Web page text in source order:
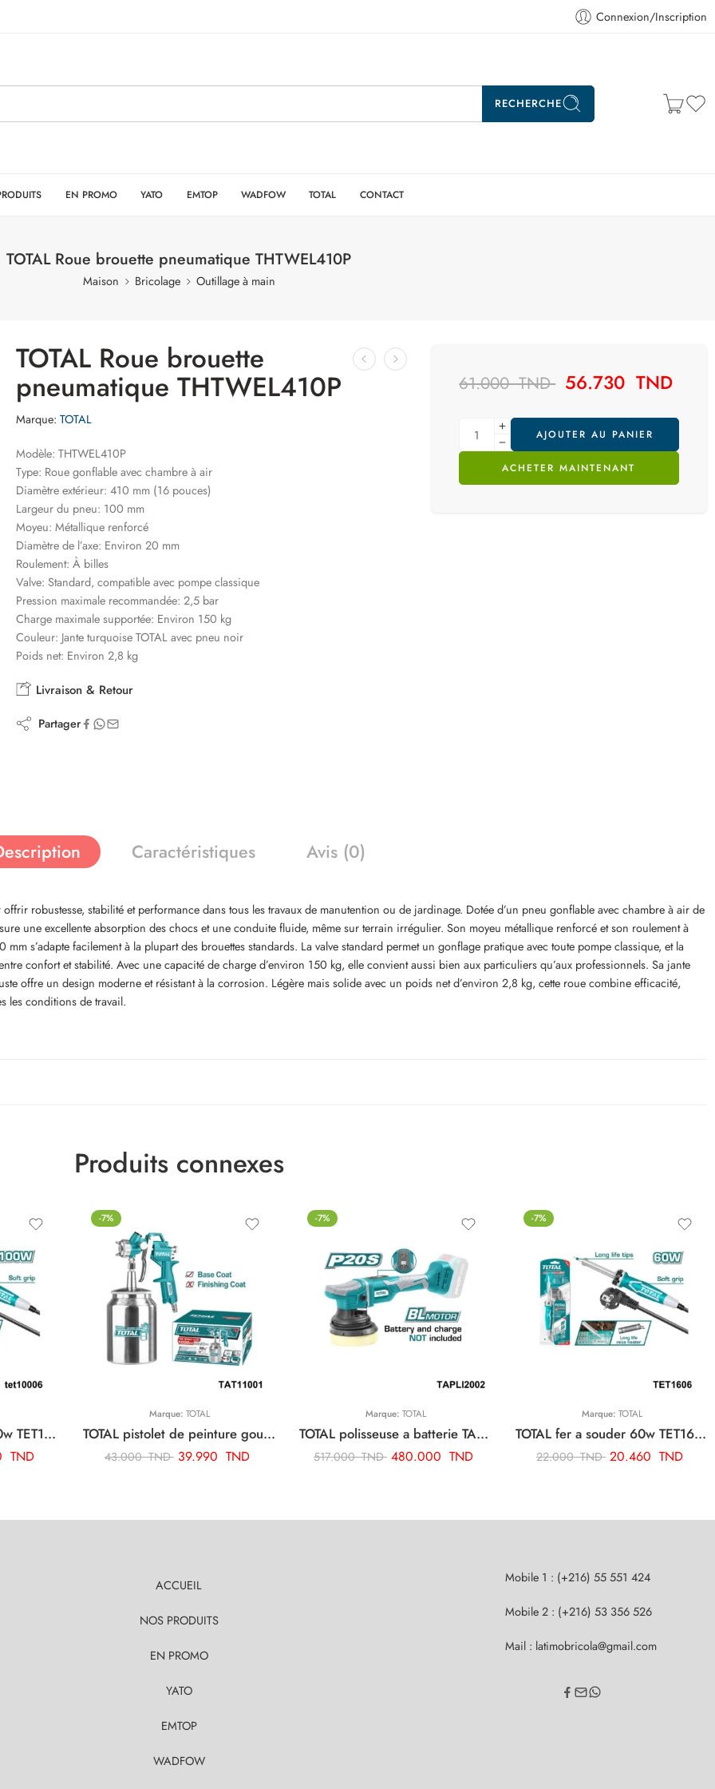
Connexion/Inscription
RECHERCHE
EN PROMO YATO EMTOP WADFOW TOTAL CONTACT
TOTAL Roue brouette pneumatique THTWEL410P
Maison Bricolage Outillage à main
TOTAL Roue brouette
pneumatique THTWEL410P
Marque: TOTAL
Modèle: THTWEL410P
Type: Roue gonflable avec chambre à air
Diamètre extérieur: 410 mm (16 pouces)
Largeur du pneu: 100 mm
Moyeu: Métallique renforcé
Diamètre de l’axe: Environ 20 mm
Roulement: À billes
Valve: Standard, compatible avec pompe classique
Pression maximale recommandée: 2,5 bar
Charge maximale supportée: Environ 150 kg
Couleur: Jante turquoise TOTAL avec pneu noir
Poids net: Environ 2,8 kg
Livraison & Retour
Partager
61.000TND 56.730 TND
AJOUTER AU PANIER
ACHETER MAINTENANT
Caractéristiques Avis (0)
robustesse, stabilité et performance dans tous les travaux de manutention ou de jardinage. Dotée d’un pneu gonflable avec chambre à air de
une excellente absorption des chocs et une conduite fluide, même sur terrain irrégulier. Son moyeu métallique renforcé et son roulement à
s’adapte facilement à la plupart des brouettes standards. La valve standard permet un gonflage pratique avec toute pompe classique, et la
confort et stabilité. Avec une capacité de charge d’environ 150 kg, elle convient aussi bien aux particuliers qu’aux professionnels. Sa jante
offre un design moderne et résistant à la corrosion. Légère mais solide avec un poids net d’environ 2,8 kg, cette roue combine efficacité,
les conditions de travail.
Produits connexes
TOTAL fer a souder 100w TET10006
TND
-7%
Marque: TOTAL
TOTAL pistolet de peinture goude bas 1.5 mm 1000cc TAT11001
43.000TND 39.990 TND
-7%
Marque: TOTAL
TOTAL polisseuse a batterie TAPLI2002
517.000TND 480.000 TND
-7%
Marque: TOTAL
TOTAL fer a souder 60w TET1606
22.000TND 20.460 TND
ACCUEIL
NOS PRODUITS
EN PROMO
YATO
EMTOP
WADFOW
Mobile 1 : (+216) 55 551 424
Mobile 2 : (+216) 53 356 526
Mail : latimobricola@gmail.com